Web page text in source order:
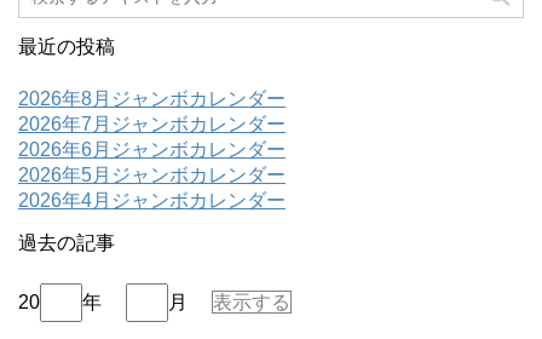
最近の投稿
2026年8月ジャンボカレンダー
2026年7月ジャンボカレンダー
2026年6月ジャンボカレンダー
2026年5月ジャンボカレンダー
2026年4月ジャンボカレンダー
過去の記事
20 年 月 表示する